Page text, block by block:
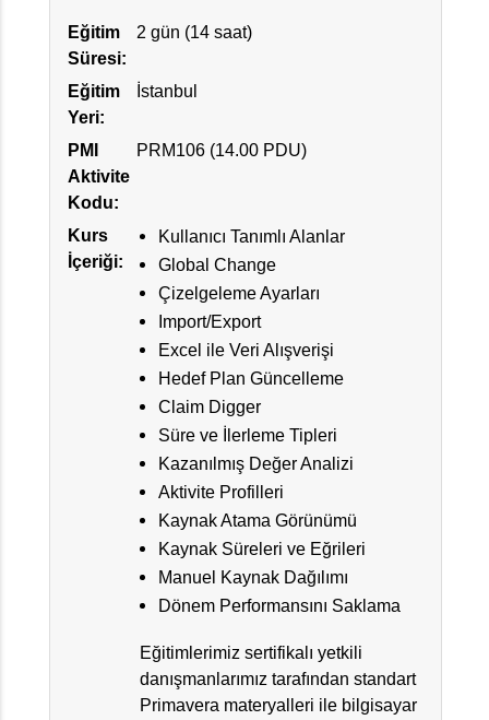
Eğitim
Süresi:
2 gün (14 saat)
Eğitim
Yeri:
İstanbul
PMI
Aktivite
Kodu:
PRM106 (14.00 PDU)
Kurs
İçeriği:
Kullanıcı Tanımlı Alanlar
Global Change
Çizelgeleme Ayarları
Import/Export
Excel ile Veri Alışverişi
Hedef Plan Güncelleme
Claim Digger
Süre ve İlerleme Tipleri
Kazanılmış Değer Analizi
Aktivite Profilleri
Kaynak Atama Görünümü
Kaynak Süreleri ve Eğrileri
Manuel Kaynak Dağılımı
Dönem Performansını Saklama
Eğitimlerimiz sertifikalı yetkili
danışmanlarımız tarafından standart
Primavera materyalleri ile bilgisayar